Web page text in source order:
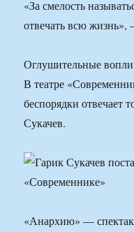
«За смелость
отвечать всю жизнь»,
Оглушительные
В театре
беспорядки отвечает
Сукачев.
«Анархию» —